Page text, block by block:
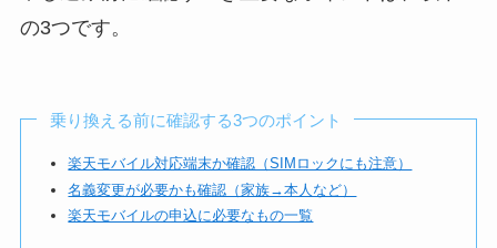
の3つです。
乗り換える前に確認する3つのポイント
楽天モバイル対応端末か確認（SIMロックにも注意）
名義変更が必要かも確認（家族→本人など）
楽天モバイルの申込に必要なもの一覧